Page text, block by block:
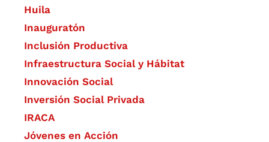
Huila
Inauguratón
Inclusión Productiva
Infraestructura Social y Hábitat
​Innovación Social
Inversión Social Privada
IRACA
Jóvenes en Acción